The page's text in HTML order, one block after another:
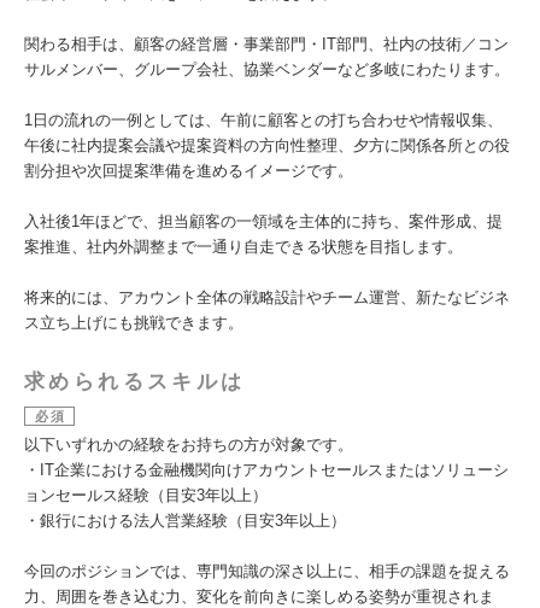
関わる相手は、顧客の経営層・事業部門・IT部門、社内の技術／コン
サルメンバー、グループ会社、協業ベンダーなど多岐にわたります。
1日の流れの一例としては、午前に顧客との打ち合わせや情報収集、
午後に社内提案会議や提案資料の方向性整理、夕方に関係各所との役
割分担や次回提案準備を進めるイメージです。
入社後1年ほどで、担当顧客の一領域を主体的に持ち、案件形成、提
案推進、社内外調整まで一通り自走できる状態を目指します。
将来的には、アカウント全体の戦略設計やチーム運営、新たなビジネ
ス立ち上げにも挑戦できます。
求められるスキルは
必須
以下いずれかの経験をお持ちの方が対象です。
・IT企業における金融機関向けアカウントセールスまたはソリューシ
ョンセールス経験（目安3年以上）
・銀行における法人営業経験（目安3年以上）
今回のポジションでは、専門知識の深さ以上に、相手の課題を捉える
力、周囲を巻き込む力、変化を前向きに楽しめる姿勢が重視されま